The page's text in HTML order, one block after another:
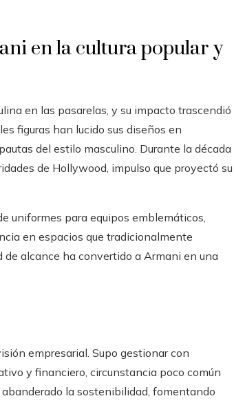
en la cultura popular y
en las pasarelas, y su impacto trascendió
figuras han lucido sus diseños en
del estilo masculino. Durante la década
de Hollywood, impulso que proyectó su
uniformes para equipos emblemáticos,
en espacios que tradicionalmente
alcance ha convertido a Armani en una
empresarial. Supo gestionar con
y financiero, circunstancia poco común
la sostenibilidad, fomentando